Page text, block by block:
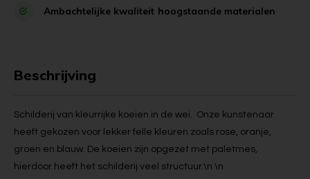
Ambachtelijke kwaliteit hoogstaande materialen
Beschrijving
Schilderij van kleurrijke koeien in de wei. Onze kunstenaar
heeft gekozen voor lekker felle kleuren zoals rose, oranje,
groen en blauw. De koeien zijn opgezet met paletmes,
hierdoor heeft het schilderij veel structuur.\n \n